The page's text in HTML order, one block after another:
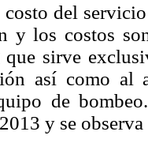
costo del
y los costos
sirve
así como al
de
y se